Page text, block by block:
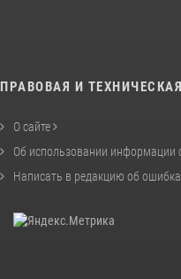
ПРАВОВАЯ И
О сайте
Об использовании информации
Написать в редакцию об